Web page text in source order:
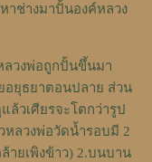
าช่างมาปั้นองค์หลวง
ลวงพ่อถูกปั้นขึ้นมา
อยุธยาตอนปลาย ส่วน
ล้วเศียรจะโตกว่ารูป
ลวงพ่อวัดน้ำรอบมี 2
ายเพิงข้าว) 2.บนบาน